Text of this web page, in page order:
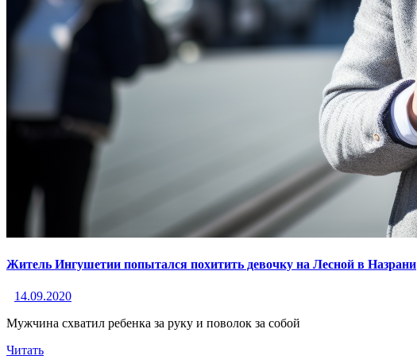
Житель Ингушетии попытался похитить девочку на Лесной в Назрани
14.09.2020
Мужчина схватил ребенка за руку и поволок за собой
Читать